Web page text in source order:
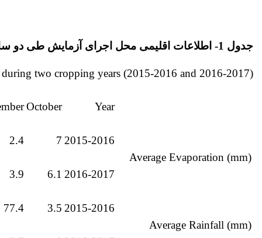
جدول 1- اطلاعات اقلیمی محل اجرای آزمایش طی دو سال زراعی (1395ـ1394 و 1396ـ 1395)
two cropping years (2015-2016 and 2016-2017)
Year
October
Average Evaporation (mm)
2015-2016
7
2.4
2016-2017
6.1
3.9
Average Rainfall (mm)
2015-2016
3.5
77.4